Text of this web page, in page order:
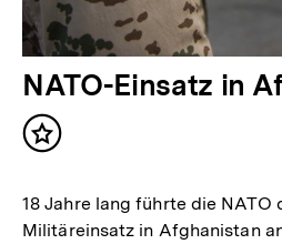
NATO-Einsatz in
Inhalt
18 Jahre lang führte die NATO
Militäreinsatz in Afghanistan